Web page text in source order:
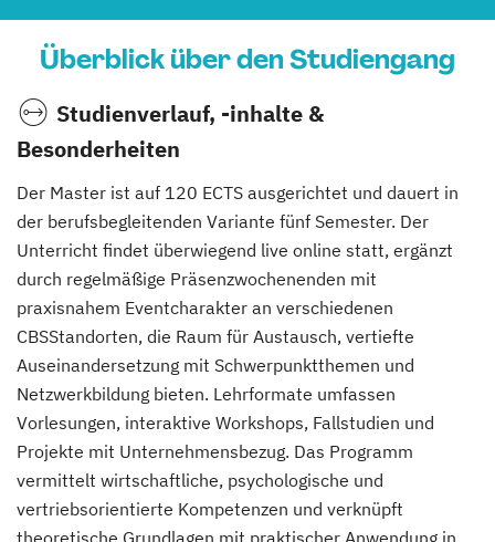
Überblick über den Studiengang
Studienverlauf, -inhalte &
Besonderheiten
Der Master ist auf 120 ECTS ausgerichtet und dauert in
der berufsbegleitenden Variante fünf Semester. Der
Unterricht findet überwiegend live online statt, ergänzt
durch regelmäßige Präsenzwochenenden mit
praxisnahem Eventcharakter an verschiedenen
CBSStandorten, die Raum für Austausch, vertiefte
Auseinandersetzung mit Schwerpunktthemen und
Netzwerkbildung bieten. Lehrformate umfassen
Vorlesungen, interaktive Workshops, Fallstudien und
Projekte mit Unternehmensbezug. Das Programm
vermittelt wirtschaftliche, psychologische und
vertriebsorientierte Kompetenzen und verknüpft
theoretische Grundlagen mit praktischer Anwendung in